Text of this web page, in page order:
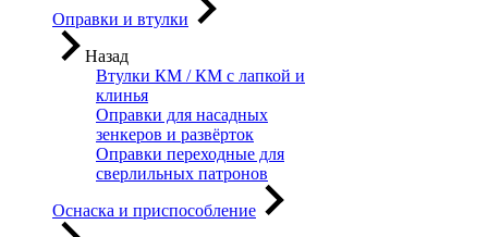
Оправки и втулки
Назад
Втулки КМ / КМ с лапкой и
клинья
Оправки для насадных
зенкеров и развёрток
Оправки переходные для
сверлильных патронов
Оснаска и приспособление